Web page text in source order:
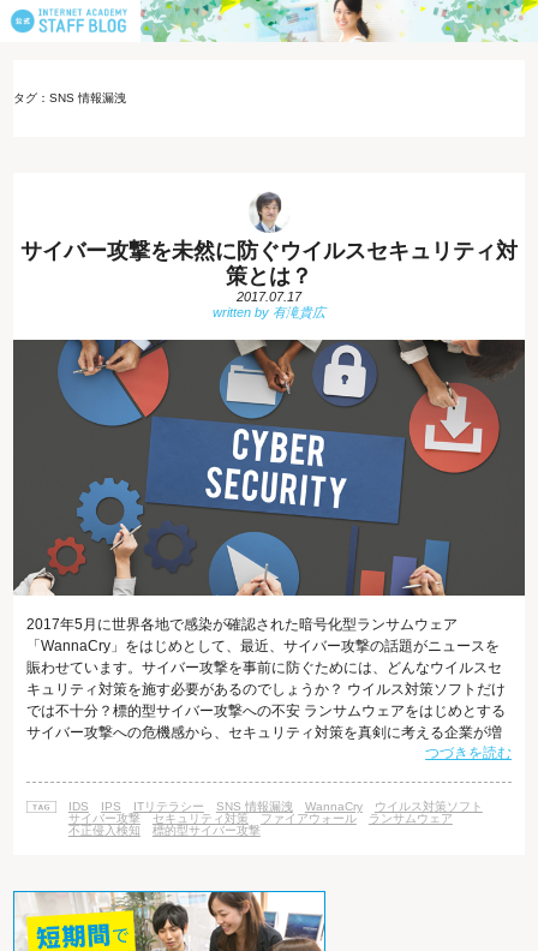
タグ：SNS 情報漏洩
サイバー攻撃を未然に防ぐウイルスセキュリティ対
策とは？
2017.07.17
2017年5月に世界各地で感染が確認された暗号化型ランサムウェア
「WannaCry」をはじめとして、最近、サイバー攻撃の話題がニュースを
賑わせています。サイバー攻撃を事前に防ぐためには、どんなウイルスセ
キュリティ対策を施す必要があるのでしょうか？ ウイルス対策ソフトだけ
では不十分？標的型サイバー攻撃への不安 ランサムウェアをはじめとする
サイバー攻撃への危機感から、セキュリティ対策を真剣に考える企業が増
加しています。万が一、ウイルスにより顧客情報が盗まれるなどの事態が
攻撃対象とされる対象が大手企業ばかりではないということが周知されつ
つあるためです。 現在では、一般的な企業の9割以上がウイルス対策ソフ
トなどで自衛をしているとされ
つづきを読む
IDS IPS ITリテラシー SNS 情報漏洩 WannaCry
ウイルス対策ソフト
サイバー攻撃
セキュリティ対策 ファイアウォール
ランサムウェア
不正侵入検知
標的型サイバー攻撃